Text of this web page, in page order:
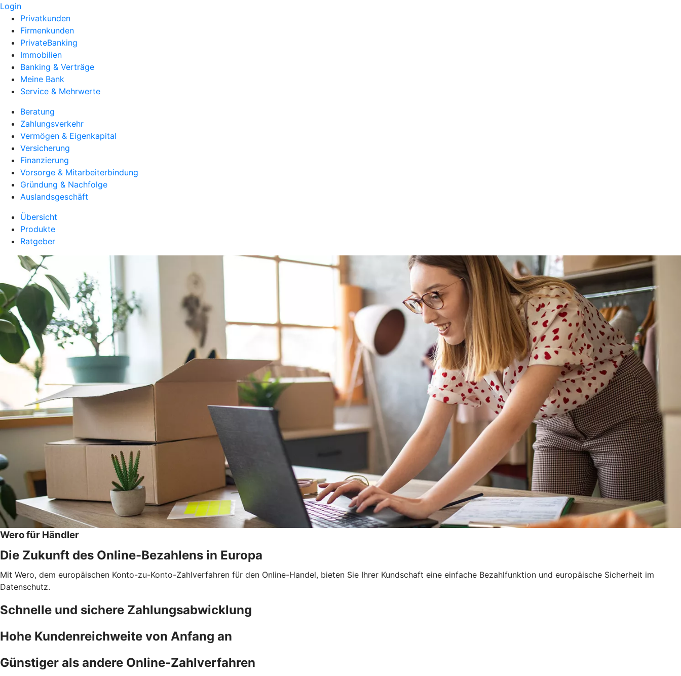
Login
Privatkunden
Firmenkunden
PrivateBanking
Immobilien
Banking & Verträge
Meine Bank
Service & Mehrwerte
Beratung
Zahlungsverkehr
Vermögen & Eigenkapital
Versicherung
Finanzierung
Vorsorge & Mitarbeiterbindung
Gründung & Nachfolge
Auslandsgeschäft
Übersicht
Produkte
Ratgeber
Wero für Händler
Die Zukunft des Online-Bezahlens in Europa
Mit Wero, dem europäischen Konto-zu-Konto-Zahlverfahren für den Online-Handel, bieten Sie Ihrer Kundschaft eine einfache Bezahlfunktion und europäische Sicherheit im
Datenschutz.
Schnelle und sichere Zahlungsabwicklung
Hohe Kundenreichweite von Anfang an
Günstiger als andere Online-Zahlverfahren